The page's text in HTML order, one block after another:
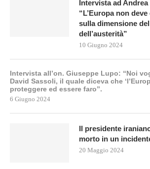
Intervista ad
“L’Europa non
sulla dimensione
dell’austerità”
10 Giugno 2024
Intervista all’on. Giuseppe Lupo: “Noi
David Sassoli, il quale diceva che
proteggere ed essere faro”.
6 Giugno 2024
Il presidente
morto in un
20 Maggio 2024